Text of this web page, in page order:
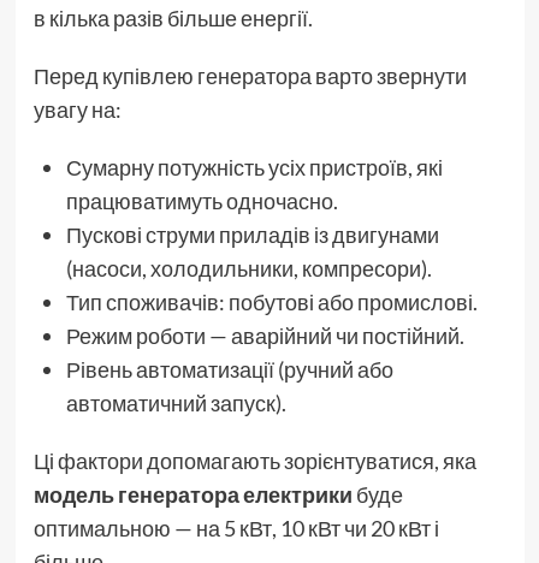
в кілька разів більше енергії.
Перед купівлею генератора варто звернути
увагу на:
Сумарну потужність усіх пристроїв, які
працюватимуть одночасно.
Пускові струми приладів із двигунами
(насоси, холодильники, компресори).
Тип споживачів: побутові або промислові.
Режим роботи — аварійний чи постійний.
Рівень автоматизації (ручний або
автоматичний запуск).
Ці фактори допомагають зорієнтуватися, яка
модель генератора електрики буде
оптимальною — на 5 кВт, 10 кВт чи 20 кВт і